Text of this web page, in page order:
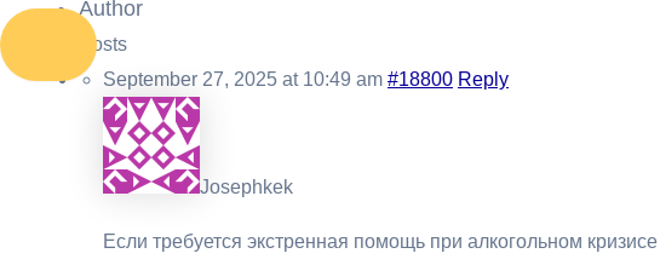
Author
Posts
September 27, 2025 at 10:49 am #18800 Reply
Josephkek
Если требуется экстренная помощь при алкогольном